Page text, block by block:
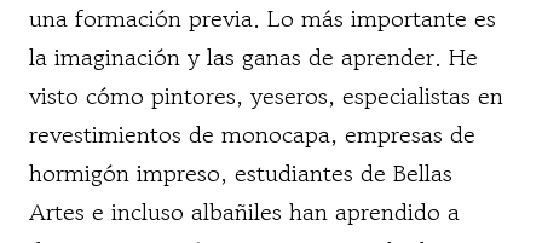
una formación previa. Lo más importante es
la imaginación y las ganas de aprender. He
visto cómo pintores, yeseros, especialistas en
revestimientos de monocapa, empresas de
hormigón impreso, estudiantes de Bellas
Artes e incluso albañiles han aprendido a